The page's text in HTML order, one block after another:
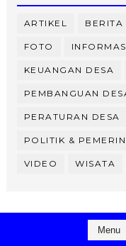
ARTIKEL BERITA
FOTO
KEUANGAN DESA
PEMBANGUAN
PERATURAN DESA
POLITIK &
VIDEO WISATA